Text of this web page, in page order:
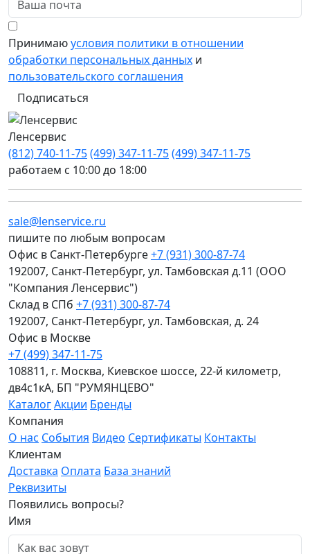
Принимаюусловия политики в отношении
обработки персональных данных и
пользовательского соглашения
Подписаться
Ленсервис
(812) 740-11-75(499) 347-11-75(499) 347-11-75
работаем с 10:00 до 18:00
sale@lenservice.ru
пишите по любым вопросам
Офис в Санкт-Петербурге+7 (931) 300-87-74
192007, Санкт-Петербург, ул. Тамбовская д.11 (ООО
"Компания Ленсервис")
Склад в СПб +7 (931) 300-87-74
192007, Санкт-Петербург, ул. Тамбовская, д. 24
Офис в Москве
+7 (499) 347-11-75
108811, г. Москва, Киевское шоссе, 22-й километр,
дв4с1кА, БП "РУМЯНЦЕВО"
КаталогАкции Бренды
Компания
О нас События Видео Сертификаты Контакты
Клиентам
Доставка Оплата База знаний
Реквизиты
Появились вопросы?
Имя